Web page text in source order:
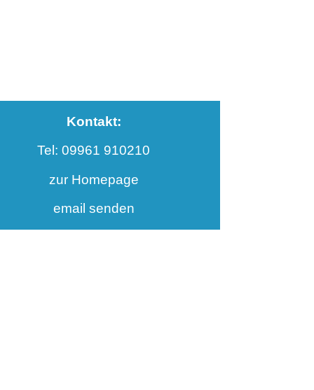
Kontakt:
Tel: 09961 910210
zur Homepage
email senden